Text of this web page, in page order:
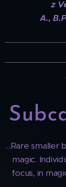
z
A.,
...Rare smaller
magic.
focus, in